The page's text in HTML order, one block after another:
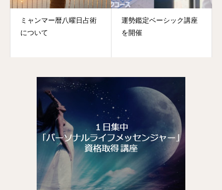
ミャンマー暦八曜日占術
について
運勢鑑定ベーシック講座
を開催